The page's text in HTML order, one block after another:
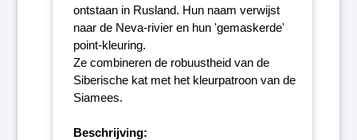
ontstaan in Rusland. Hun naam verwijst
naar de Neva-rivier en hun 'gemaskerde'
point-kleuring.
Ze combineren de robuustheid van de
Siberische kat met het kleurpatroon van de
Siamees.
Beschrijving: